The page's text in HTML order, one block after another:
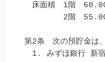
床面積　1階　
2階　55.00平
第2条　次の預貯金
1. みずほ銀行 新